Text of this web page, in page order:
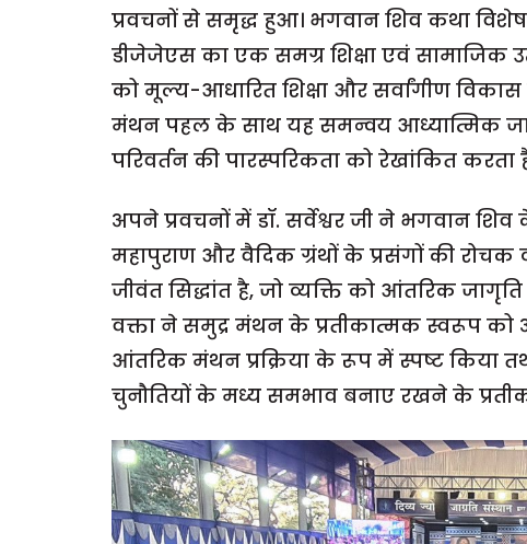
प्रवचनों से समृद्ध हुआ। भगवान शिव कथा
डीजेजेएस का एक समग्र शिक्षा एवं सामाजिक
को मूल्य-आधारित शिक्षा और सर्वांगीण
मंथन पहल के साथ यह समन्वय आध्यात्मिक
परिवर्तन की पारस्परिकता को रेखांकित करता
अपने प्रवचनों में डॉ. सर्वेश्वर जी ने भगवान
महापुराण और वैदिक ग्रंथों के प्रसंगों की रोचक
जीवंत सिद्धांत है, जो व्यक्ति को आंतरिक
वक्ता ने समुद्र मंथन के प्रतीकात्मक स्वरूप
आंतरिक मंथन प्रक्रिया के रूप में स्पष्ट किया
चुनौतियों के मध्य समभाव बनाए रखने के